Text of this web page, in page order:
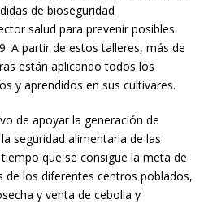
de bioseguridad
salud para prevenir posibles
A partir de estos talleres, más de
están aplicando todos los
y aprendidos en sus cultivares.
de apoyar la generación de
seguridad alimentaria de las
que se consigue la meta de
de los diferentes centros poblados,
y venta de cebolla y